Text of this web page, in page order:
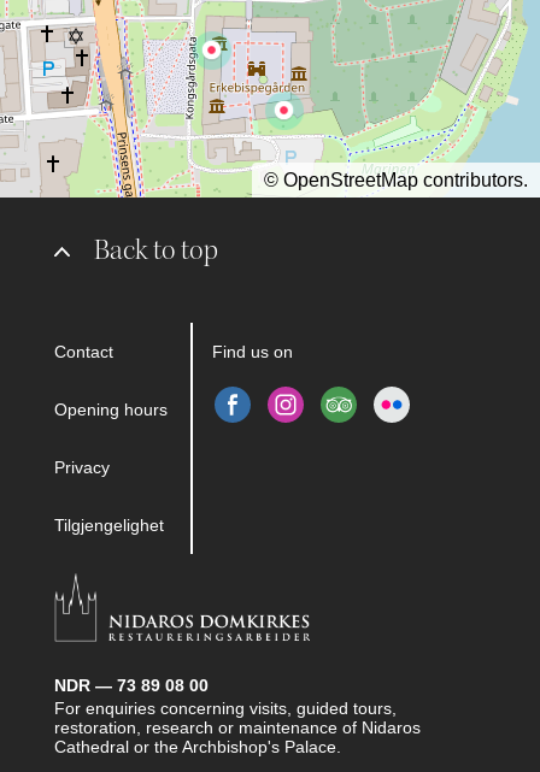
Back to top
Contact
Opening hours
Privacy
Tilgjengelighet
Find us on
NDR — 73 89 08 00
For enquiries concerning visits, guided tours,
restoration, research or maintenance of Nidaros
Cathedral or the Archbishop's Palace.
© OpenStreetMap contributors.